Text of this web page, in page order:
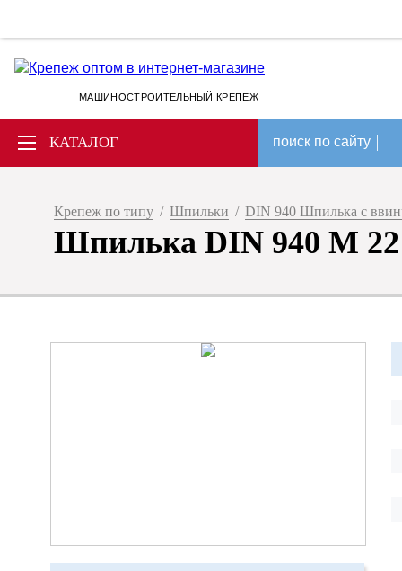
МАШИНОСТРОИТЕЛЬНЫЙ КРЕПЕЖ
КАТАЛОГ поиск по сайту
Крепеж по типу / Шпильки / DIN 940 Шпилька с
Шпилька DIN 940 М 22